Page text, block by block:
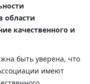
области
качественного и
быть уверена, что
имеют